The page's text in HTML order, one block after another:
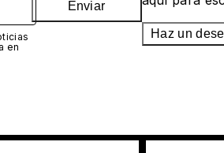
en
Enviar
Haz un